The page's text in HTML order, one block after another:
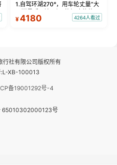
1.自驾环湖270°，用车轮丈量“大
西洋最后一滴眼泪”的极致蔚蓝，
让雪山、花海与深邃湖水在转弯
¥4180 4264人看过
社有限公司版权所有
:L-XB-100013
备19001292号-4
65010302000123号